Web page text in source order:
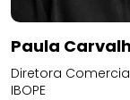
Paula
Diretora
IBOPE